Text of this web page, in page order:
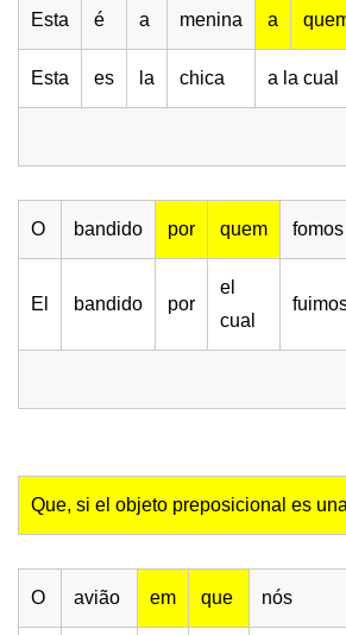
Esta é a menina a
Esta es la chica a la cual
O bandido por quem fomos
El bandido por
el
cual
Que, si el objeto preposicional es
O avião em que nós